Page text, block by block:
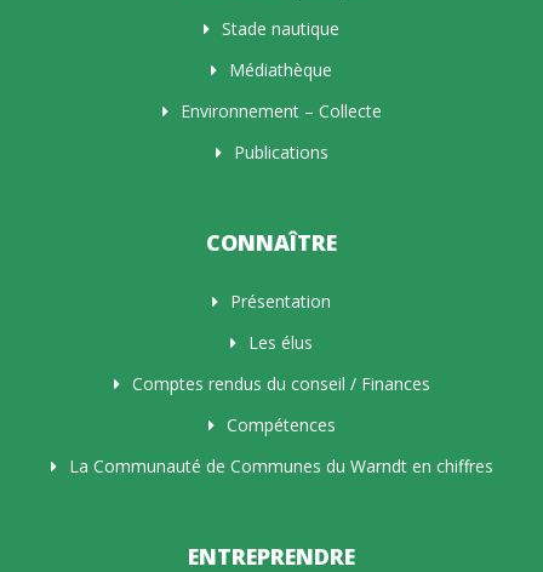
Stade nautique
Médiathèque
Environnement – Collecte
Publications
CONNAÎTRE
Présentation
Les élus
Comptes rendus du conseil / Finances
Compétences
La Communauté de Communes du Warndt en chiffres
ENTREPRENDRE